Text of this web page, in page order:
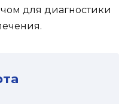
для диагностики